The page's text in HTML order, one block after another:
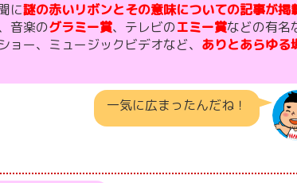
に謎の赤いリボンとその意味についての記事が掲
音楽のグラミー賞、テレビのエミー賞などの有名
ー、ミュージックビデオなど、 ありとあらゆる
一気に広まったんだね！